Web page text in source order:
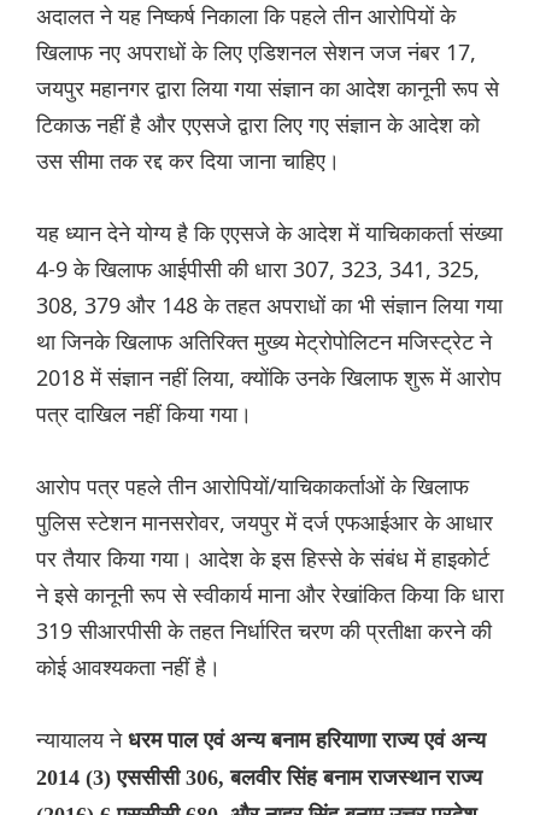
अदालत ने यह निष्कर्ष निकाला कि पहले तीन आरोपियों के
खिलाफ नए अपराधों के लिए एडिशनल सेशन जज नंबर 17,
जयपुर महानगर द्वारा लिया गया संज्ञान का आदेश कानूनी रूप से
टिकाऊ नहीं है और एएसजे द्वारा लिए गए संज्ञान के आदेश को
उस सीमा तक रद्द कर दिया जाना चाहिए।
यह ध्यान देने योग्य है कि एएसजे के आदेश में याचिकाकर्ता संख्या
4-9 के खिलाफ आईपीसी की धारा 307, 323, 341, 325,
308, 379 और 148 के तहत अपराधों का भी संज्ञान लिया गया
था जिनके खिलाफ अतिरिक्त मुख्य मेट्रोपोलिटन मजिस्ट्रेट ने
2018 में संज्ञान नहीं लिया, क्योंकि उनके खिलाफ शुरू में आरोप
पत्र दाखिल नहीं किया गया।
आरोप पत्र पहले तीन आरोपियों/याचिकाकर्ताओं के खिलाफ
पुलिस स्टेशन मानसरोवर, जयपुर में दर्ज एफआईआर के आधार
पर तैयार किया गया। आदेश के इस हिस्से के संबंध में हाइकोर्ट
ने इसे कानूनी रूप से स्वीकार्य माना और रेखांकित किया कि धारा
319 सीआरपीसी के तहत निर्धारित चरण की प्रतीक्षा करने की
कोई आवश्यकता नहीं है।
न्यायालय नेधरम पाल एवं अन्य बनाम हरियाणा राज्य एवं अन्य
2014 (3) एससीसी 306, बलवीर सिंह बनाम राजस्थान राज्य